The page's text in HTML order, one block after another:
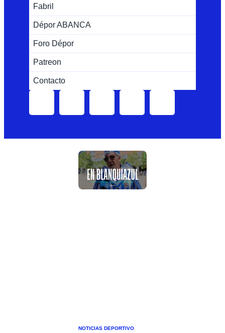
Fabril
Dépor ABANCA
Foro Dépor
Patreon
Contacto
NOTICIAS DEPORTIVO